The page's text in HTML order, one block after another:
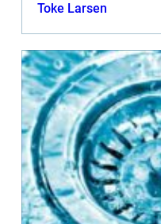
Toke Larsen